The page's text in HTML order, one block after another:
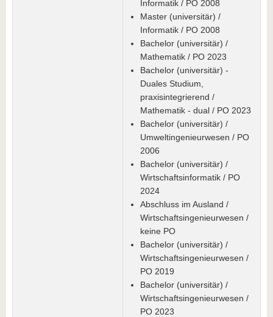
Informatik / PO 2008
Master (universitär) /
Informatik / PO 2008
Bachelor (universitär) /
Mathematik / PO 2023
Bachelor (universitär) -
Duales Studium,
praxisintegrierend /
Mathematik - dual / PO 2023
Bachelor (universitär) /
Umweltingenieurwesen / PO
2006
Bachelor (universitär) /
Wirtschaftsinformatik / PO
2024
Abschluss im Ausland /
Wirtschaftsingenieurwesen /
keine PO
Bachelor (universitär) /
Wirtschaftsingenieurwesen /
PO 2019
Bachelor (universitär) /
Wirtschaftsingenieurwesen /
PO 2023